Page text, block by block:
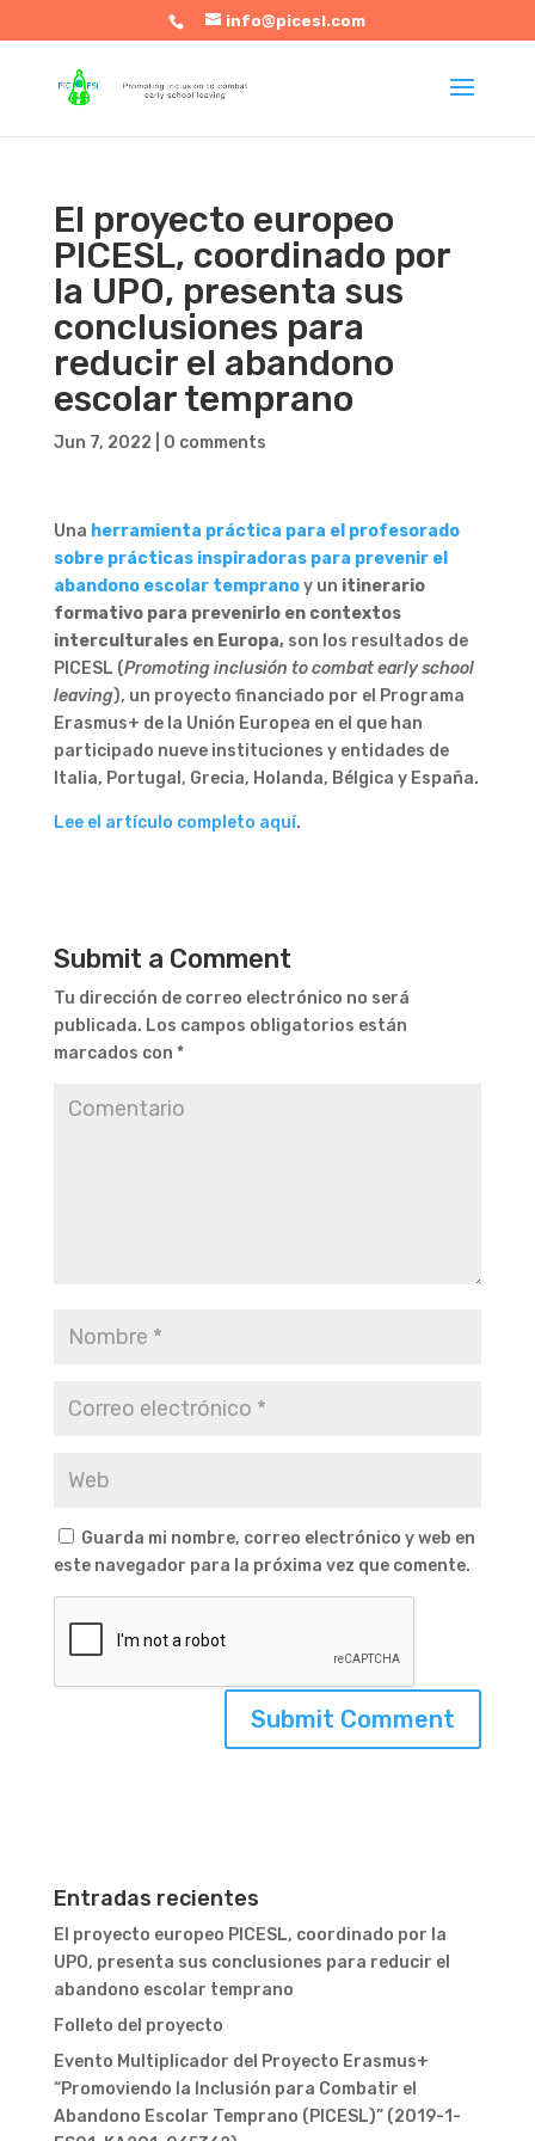
info@picesl.com
El proyecto europeo
PICESL, coordinado por
la UPO, presenta sus
conclusiones para
reducir el abandono
escolar temprano
Jun 7, 2022 0 comments
Una herramienta práctica para el profesorado
sobre prácticas inspiradoras para prevenir el
abandono escolar tempranoy un itinerario
formativo para prevenirlo en contextos
interculturales en Europa, son los resultados de
PICESL (Promoting inclusión to combat early school
leaving), un proyecto financiado por el Programa
Erasmus+ de la Unión Europea en el que han
participado nueve instituciones y entidades de
Italia, Portugal, Grecia, Holanda, Bélgica y España.
Lee el artículo completo aquí.
Submit a Comment
Tu dirección de correo electrónico no será
publicada. Los campos obligatorios están
marcados con *
Guarda mi nombre, correo electrónico y web en
este navegador para la próxima vez que comente.
Entradas recientes
El proyecto europeo PICESL, coordinado por la
UPO, presenta sus conclusiones para reducir el
abandono escolar temprano
Folleto del proyecto
Evento Multiplicador del Proyecto Erasmus+
“Promoviendo la Inclusión para Combatir el
Abandono Escolar Temprano (PICESL)” (2019-1-